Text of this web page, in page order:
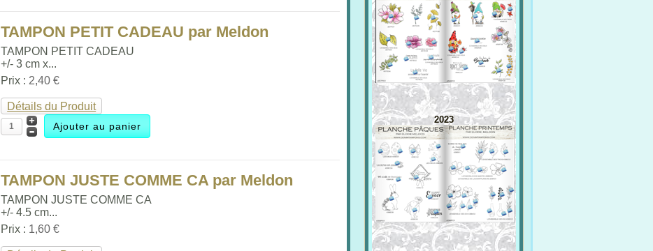
TAMPON PETIT CADEAU par Meldon
TAMPON PETIT CADEAU
+/- 3 cm x...
Prix : 2,40 €
Détails du Produit
TAMPON JUSTE COMME CA par Meldon
TAMPON JUSTE COMME CA
+/- 4.5 cm...
Prix : 1,60 €
2023